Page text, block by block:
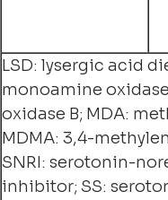
LSD: lysergic acid
monoamine
oxidase B; MDA:
MDMA: 3,4-
SNRI: serotonin-
inhibitor; SS: